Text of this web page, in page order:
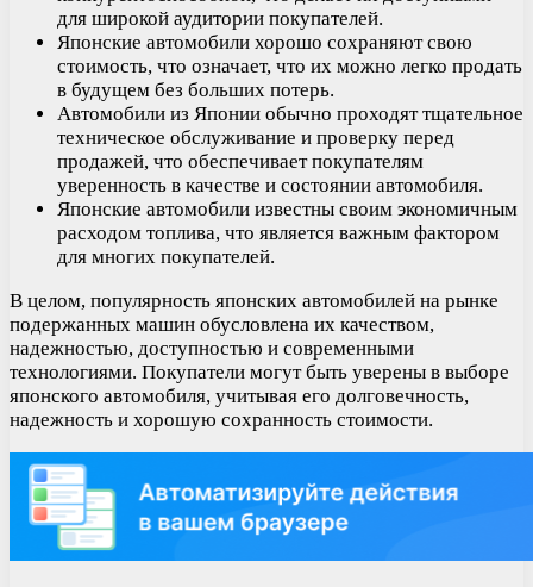
для широкой аудитории покупателей.
Японские автомобили хорошо сохраняют свою
стоимость, что означает, что их можно легко продать
в будущем без больших потерь.
Автомобили из Японии обычно проходят тщательное
техническое обслуживание и проверку перед
продажей, что обеспечивает покупателям
уверенность в качестве и состоянии автомобиля.
Японские автомобили известны своим экономичным
расходом топлива, что является важным фактором
для многих покупателей.
В целом, популярность японских автомобилей на рынке
подержанных машин обусловлена их качеством,
надежностью, доступностью и современными
технологиями. Покупатели могут быть уверены в выборе
японского автомобиля, учитывая его долговечность,
надежность и хорошую сохранность стоимости.